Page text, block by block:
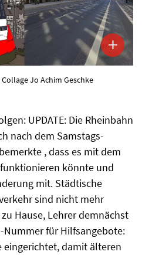
Jo Achim Geschke
UPDATE: Die Rheinbahn
nach dem Samstags-
, dass es mit dem
könnte und
mit. Städtische
sind nicht mehr
Hause, Lehrer demnächst
Nummer für Hilfsangebote:
eingerichtet, damit älteren